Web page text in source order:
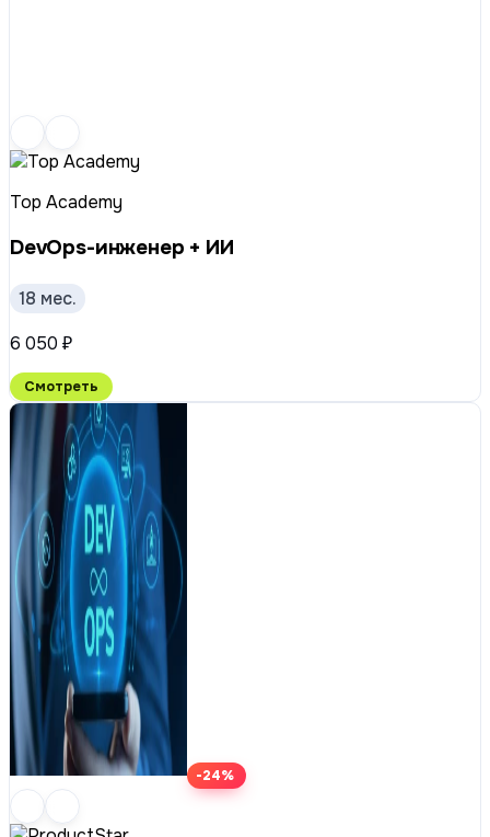
Top Academy
DevOps-инженер + ИИ
18 мес.
6 050 ₽
Смотреть
-24%